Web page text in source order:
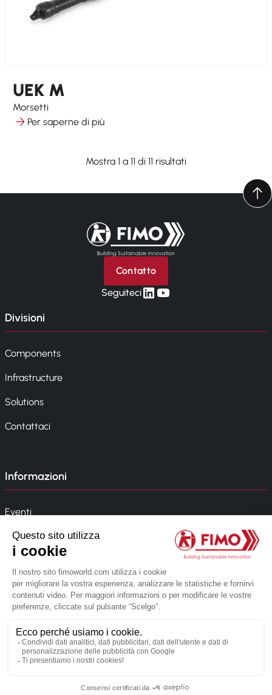
UEK M
Morsetti
Per saperne di più
Mostra 1 a 11 di 11 risultati
Torna alla pagina iniziale
Contatto
Seguitecilinkedin
yt
Divisioni
Components
Infrastructure
Solutions
Contattaci
Informazioni
Eventi
News
Modello 231
Creato dalla web agency Novius
Informativa sulla privacy